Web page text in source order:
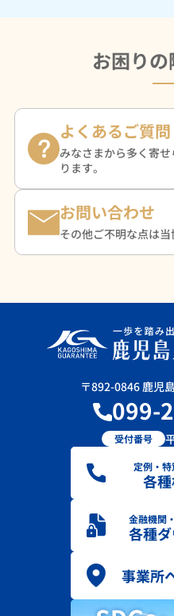
お困り
よくあるご質問
みなさまから多く寄
ります。
お問い合わせ
その他ご不明な点は当
〒892-0846 鹿児
099-
受付番号
定例・
各
金融機関
各種
事業所